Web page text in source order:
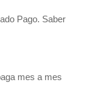
Pago. Saber
mes a mes